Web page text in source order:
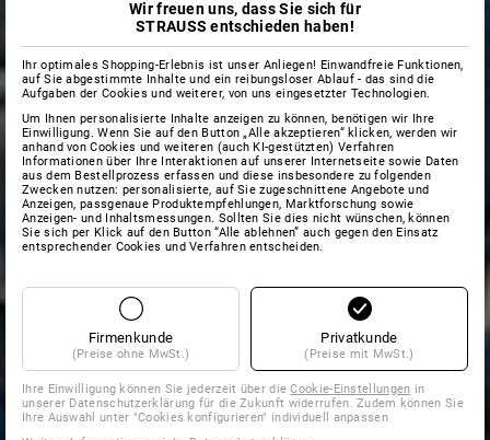
Wir freuen uns, dass Sie sich für
STRAUSS entschieden haben!
Ihr optimales Shopping-Erlebnis ist unser Anliegen! Einwandfreie Funktionen,
auf Sie abgestimmte Inhalte und ein reibungsloser Ablauf - das sind die
Aufgaben der Cookies und weiterer, von uns eingesetzter Technologien.
Um Ihnen personalisierte Inhalte anzeigen zu können, benötigen wir Ihre
Einwilligung. Wenn Sie auf den Button „Alle akzeptieren“ klicken, werden wir
anhand von Cookies und weiteren (auch KI-gestützten) Verfahren
Informationen über Ihre Interaktionen auf unserer Internetseite sowie Daten
aus dem Bestellprozess erfassen und diese insbesondere zu folgenden
Zwecken nutzen: personalisierte, auf Sie zugeschnittene Angebote und
Anzeigen, passgenaue Produktempfehlungen, Marktforschung sowie
Anzeigen- und Inhaltsmessungen. Sollten Sie dies nicht wünschen, können
Sie sich per Klick auf den Button “Alle ablehnen” auch gegen den Einsatz
entsprechender Cookies und Verfahren entscheiden.
Firmenkunde
(Preise ohne MwSt.)
Privatkunde
(Preise mit MwSt.)
Ihre Einwilligung können Sie jederzeit über dieCookie-Einstellungen in
unserer Datenschutzerklärung für die Zukunft widerrufen. Zudem können Sie
Ihre Auswahl unter "Cookies konfigurieren" individuell anpassen